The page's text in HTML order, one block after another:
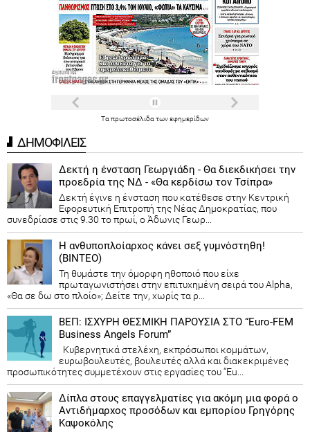
Τα πρωτοσέλιδα τωνεφημερίδων
ΔΗΜΟΦΙΛΕΙΣ
Δεκτή η ένσταση Γεωργιάδη - Θα διεκδικήσει την
προεδρία της ΝΔ - «Θα κερδίσω τον Τσίπρα»
Δεκτή έγινε η ένσταση που κατέθεσε στην Κεντρική
Εφορευτική Επιτροπή της Νέας Δημοκρατίας, που
συνεδρίασε στις 9.30 το πρωί, ο Άδωνις Γεωρ...
Η ανθυποπλοίαρχος κάνει σεξ γυμνόστηθη!
(ΒΙΝΤΕΟ)
Τη θυμάστε την όμορφη ηθοποιό που είχε
πρωταγωνιστήσει στην επιτυχημένη σειρά του Alpha,
«Θα σε δω στο πλοίο»; Δείτε την, χωρίς τα ρ...
ΒΕΠ: ΙΣΧΥΡΗ ΘΕΣΜΙΚΗ ΠΑΡΟΥΣΙΑ ΣΤΟ “Euro-FEM
Business Angels Forum”
Κυβερνητικά στελέχη, εκπρόσωποι κομμάτων,
ευρωβουλευτές, βουλευτές αλλά και διακεκριμένες
προσωπικότητες συμμετέχουν στις εργασίες του “Eu...
Δίπλα στους επαγγελματίες για ακόμη μια φορά ο
Αντιδήμαρχος προσόδων και εμπορίου Γρηγόρης
Καψοκόλης